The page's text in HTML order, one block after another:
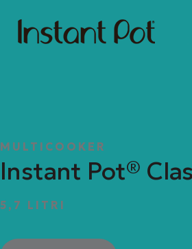
MULTICOOKER
Instant Pot®
5,7 LITRI